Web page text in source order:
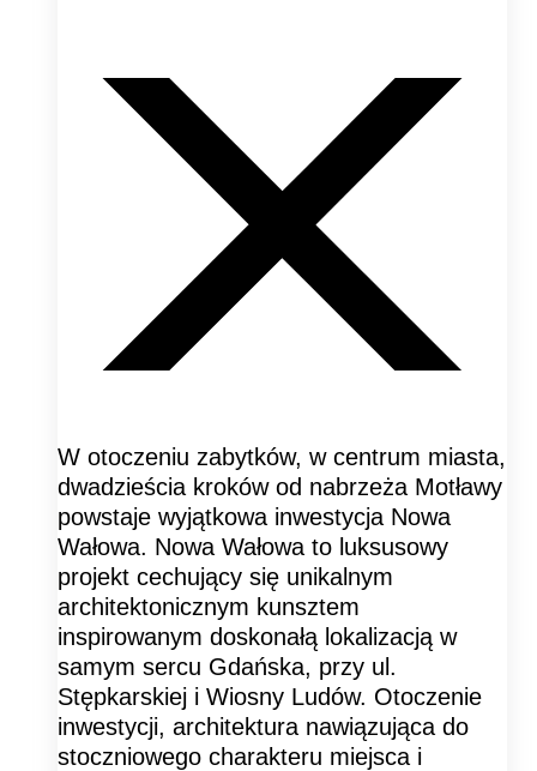
W otoczeniu zabytków, w centrum miasta,
dwadzieścia kroków od nabrzeża Motławy
powstaje wyjątkowa inwestycja Nowa
Wałowa. Nowa Wałowa to luksusowy
projekt cechujący się unikalnym
architektonicznym kunsztem
inspirowanym doskonałą lokalizacją w
samym sercu Gdańska, przy ul.
Stępkarskiej i Wiosny Ludów. Otoczenie
inwestycji, architektura nawiązująca do
stoczniowego charakteru miejsca i